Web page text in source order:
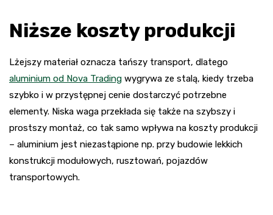
Niższe koszty produkcji
Lżejszy materiał oznacza tańszy transport, dlatego
aluminium od Nova Trading wygrywa ze stalą, kiedy trzeba
szybko i w przystępnej cenie dostarczyć potrzebne
elementy. Niska waga przekłada się także na szybszy i
prostszy montaż, co tak samo wpływa na koszty produkcji
– aluminium jest niezastąpione np. przy budowie lekkich
konstrukcji modułowych, rusztowań, pojazdów
transportowych.